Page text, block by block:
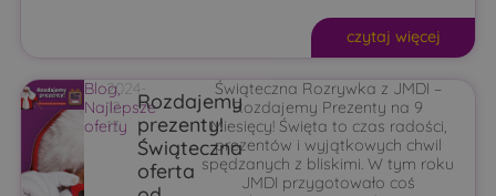
czytaj więcej
Blog,
Najlepsze
oferty
2024-
12-
13
Rozdajemy
prezenty!
Świąteczna
oferta
Świąteczna Rozrywka z JMDI –
Rozdajemy Prezenty na 9
Miesięcy! Święta to czas radości,
prezentów i wyjątkowych chwil
spędzanych z bliskimi. W tym roku
JMDI przygotowało coś